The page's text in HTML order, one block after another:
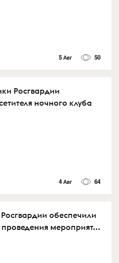
5 Авг 50
Росгвардии
ночного клуба
4 Авг 64
обеспечили
мероприят...